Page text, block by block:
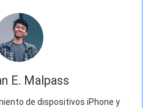
E. Malpass
de dispositivos iPhone y